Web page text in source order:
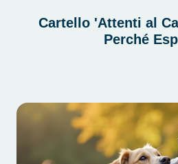
Cartello 'Attenti al
Perché